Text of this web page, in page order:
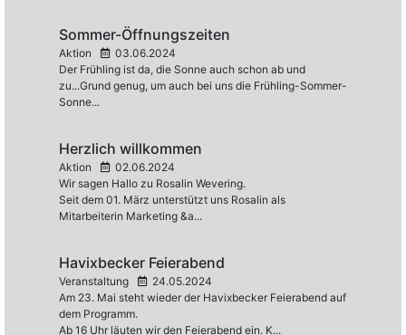
Sommer-Öffnungszeiten
Aktion
03.06.2024
Der Frühling ist da, die Sonne auch schon ab und
zu...Grund genug, um auch bei uns die Frühling-Sommer-
Sonne...
Herzlich willkommen
Aktion
02.06.2024
Wir sagen Hallo zu Rosalin Wevering.
Seit dem 01. März unterstützt uns Rosalin als
Mitarbeiterin Marketing &a...
Havixbecker Feierabend
Veranstaltung
24.05.2024
Am 23. Mai steht wieder der Havixbecker Feierabend auf
dem Programm.
Ab 16 Uhr läuten wir den Feierabend ein. K...